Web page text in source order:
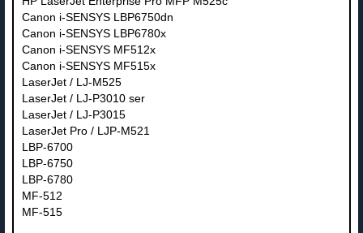
Canon i-SENSYS LBP6750dn
Canon i-SENSYS LBP6780x
Canon i-SENSYS MF512x
Canon i-SENSYS MF515x
LaserJet / LJ-M525
LaserJet / LJ-P3010 ser
LaserJet / LJ-P3015
LaserJet Pro / LJP-M521
LBP-6700
LBP-6750
LBP-6780
MF-512
MF-515